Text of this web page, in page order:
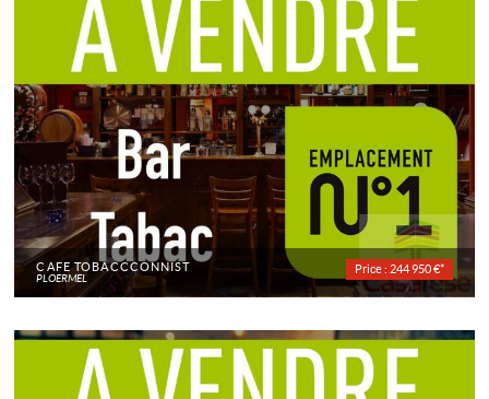
CAFÉ TOBACCCONNIST
PLOERMEL
Price : 244 950 €*